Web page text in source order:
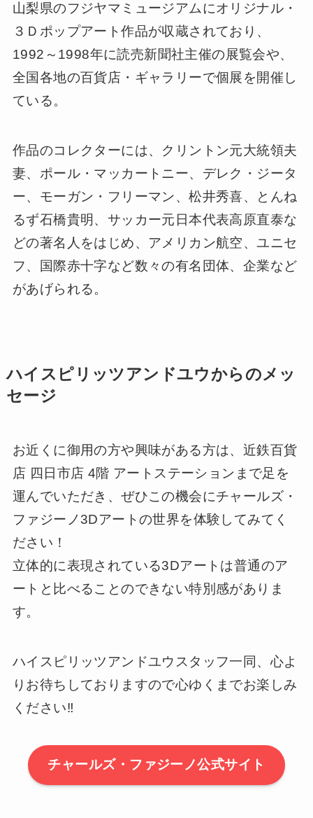
山梨県のフジヤマミュージアムにオリジナル・
３Ｄポップアート作品が収蔵されており、
1992～1998年に読売新聞社主催の展覧会や、
全国各地の百貨店・ギャラリーで個展を開催し
ている。
作品のコレクターには、クリントン元大統領夫
妻、ポール・マッカートニー、デレク・ジータ
ー、モーガン・フリーマン、松井秀喜、とんね
るず石橋貴明、サッカー元日本代表高原直泰な
どの著名人をはじめ、アメリカン航空、ユニセ
フ、国際赤十字など数々の有名団体、企業など
があげられる。
ハイスピリッツアンドユウからのメッ
セージ
お近くに御用の方や興味がある方は、近鉄百貨
店 四日市店 4階 アートステーションまで足を
運んでいただき、ぜひこの機会にチャールズ・
ファジーノ3Dアートの世界を体験してみてく
ださい！
立体的に表現されている3Dアートは普通のア
ートと比べることのできない特別感がありま
す。
ハイスピリッツアンドユウスタッフ一同、心よ
りお待ちしておりますので心ゆくまでお楽しみ
ください‼
チャールズ・ファジーノ公式サイト